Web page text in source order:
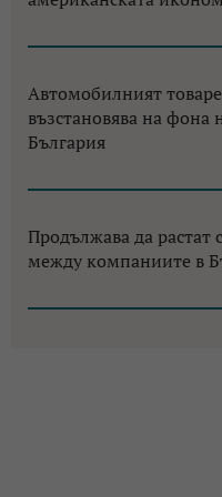
Автомобилният
възстановява на фона
България
Продължава да растат
между компаниите в